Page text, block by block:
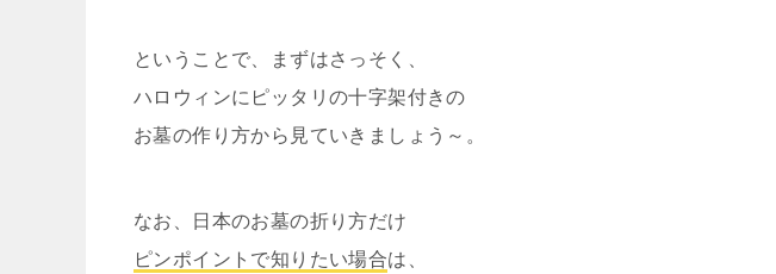
ということで、まずはさっそく、
ハロウィンにピッタリの十字架付きの
お墓の作り方から見ていきましょう～。
なお、日本のお墓の折り方だけ
ピンポイントで知りたい場合は、